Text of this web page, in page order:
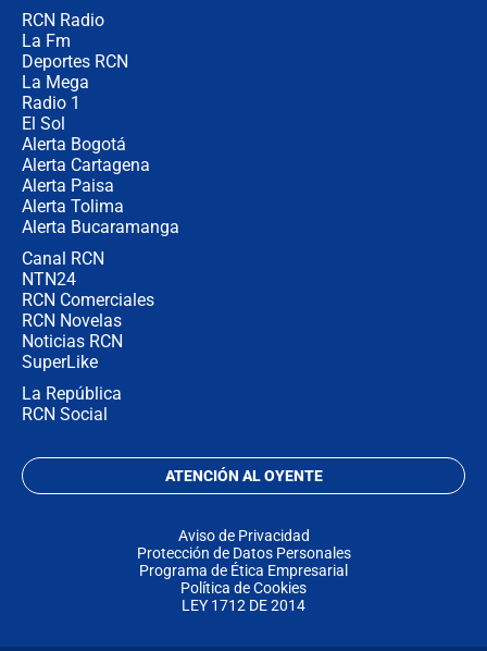
RCN Radio
La Fm
Deportes RCN
La Mega
Radio 1
El Sol
Alerta Bogotá
Alerta Cartagena
Alerta Paisa
Alerta Tolima
Alerta Bucaramanga
Canal RCN
NTN24
RCN Comerciales
RCN Novelas
Noticias RCN
SuperLike
La República
RCN Social
ATENCIÓN AL OYENTE
Aviso de Privacidad
Protección de Datos Personales
Programa de Ética Empresarial
Política de Cookies
LEY 1712 DE 2014